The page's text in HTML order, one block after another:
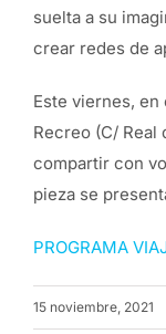
suelta a su
crear redes de
Este viernes,
Recreo (C/ Real
compartir con
pieza se
PROGRAMA
15 noviembre, 2021